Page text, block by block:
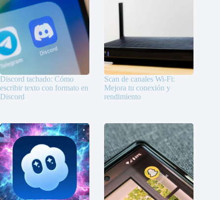
Discord tachado: Cómo
escribir texto con formato en
Discord
Scan de canales Wi-Fi:
Mejora tu conexión y
rendimiento